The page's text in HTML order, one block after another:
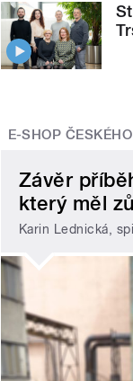
E-SHOP
Závěr
který měl
Karin Lednická,